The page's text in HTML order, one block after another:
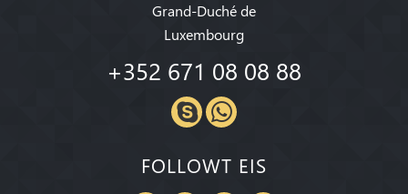
Grand-Duché de
Luxembourg
+352 671 08 08 88
FOLLOWT EIS